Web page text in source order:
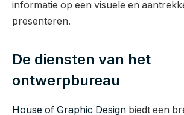
informatie op een visuele en
presenteren.
De diensten van het
ontwerpbureau
House of Graphic Design biedt een